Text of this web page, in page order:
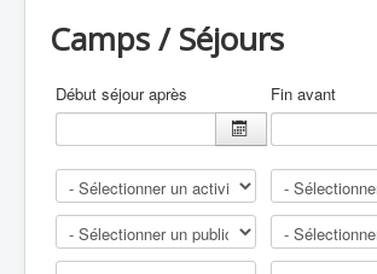
CARTE DES CENTRES DE VACANCES .
LISTE DES SEJOURS DE VACANCES 2026
Camps / Séjours
Début séjour après Fin avant